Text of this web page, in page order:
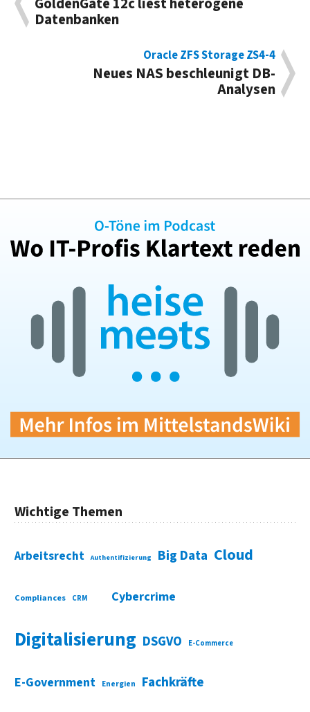
Datenbanken
Oracle ZFS Storage ZS4-4
Neues NAS beschleunigt DB-
Analysen
Wichtige Themen
Arbeitsrecht Authentifizierung Big Data Cloud
Compliances CRM Cybercrime
Digitalisierung DSGVO E-Commerce
E-Government Energien Fachkräfte